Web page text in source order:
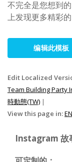
不完全是您想到
上发现更多精彩
编辑此模板
Edit Localized
Team Building Party
時動態(TW) |
View this page in:EN
Instagram